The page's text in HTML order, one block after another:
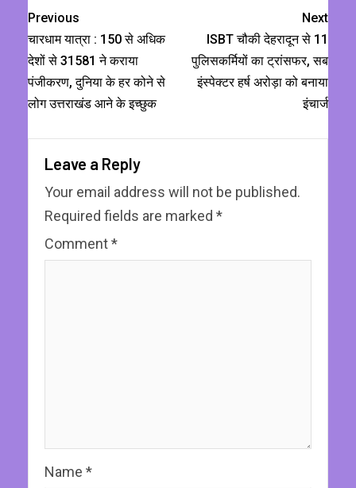
Previous
चारधाम यात्रा : 150 से अधिक
देशों से 31581 ने कराया
पंजीकरण, दुनिया के हर कोने से
लोग उत्तराखंड आने के इच्छुक
Next
ISBT चौकी देहरादून से 11
पुलिसकर्मियों का ट्रांसफर, सब
इंस्पेक्टर हर्ष अरोड़ा को बनाया
इंचार्ज
Leave a Reply
Your email address will not be published.
Required fields are marked *
Comment*
Name *